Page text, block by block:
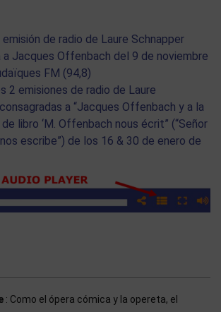
emisión de radio de Laure Schnapper
a Jacques Offenbach del 9 de noviembre
FM (94,8)
2 emisiones de radio de Laure
a “Jacques Offenbach y a la
libro ‘M. Offenbach nous écrit” (“Señor
escribe”) de los 16 & 30 de enero de
: Como el ópera cómica y la opereta, el